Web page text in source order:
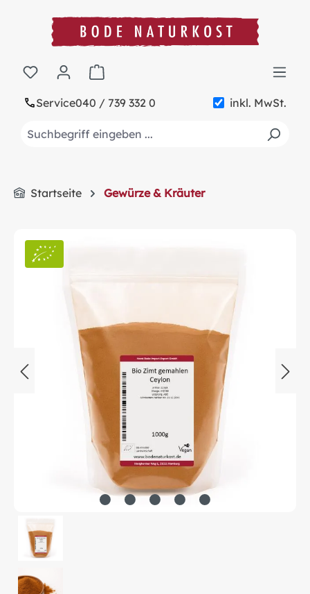
springen
Service040 / 739 332 0 inkl. MwSt.
Warenkorb enthält 0 Positionen. Der
Startseite Gewürze & Kräuter
Bildergalerie überspringen